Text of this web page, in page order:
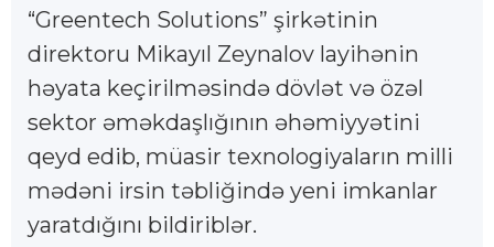
“Greentech Solutions” şirkətinin
direktoru Mikayıl Zeynalov layihənin
həyata keçirilməsində dövlət və özəl
sektor əməkdaşlığının əhəmiyyətini
qeyd edib, müasir texnologiyaların milli
mədəni irsin təbliğində yeni imkanlar
yaratdığını bildiriblər.